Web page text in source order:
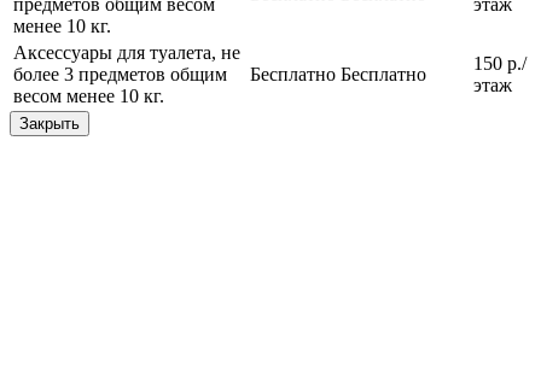
предметов общим весом
менее 10 кг.
этаж
Аксессуары для туалета, не
более 3 предметов общим
весом менее 10 кг.
Бесплатно Бесплатно
150 р./
этаж
Закрыть